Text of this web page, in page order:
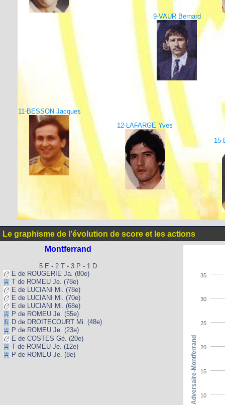
9-VAUR Bernard
11-BESSON Jacques
12-LAFARGE Yves
15-
Le graphisme de l'évolution de score et les actions
Montferrand
5 E - 2 T - 3 P - 1 D
E de ROUGERIE Ja. (80e)
T de ROMEU Je. (78e)
E de LUCIANI Mi. (78e)
E de LUCIANI Mi. (70e)
E de LUCIANI Mi. (68e)
P de ROMEU Je. (55e)
D de DROITECOURT Mi. (48e)
P de ROMEU Je. (23e)
E de COSTES Gé. (20e)
T de ROMEU Je. (12e)
P de ROMEU Je. (8e)
10
15
20
25
30
35
Adversaire-Montferrand